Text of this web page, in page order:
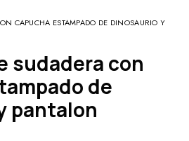
CAPUCHA ESTAMPADO DE DINOSAURIO Y
de
pantalon